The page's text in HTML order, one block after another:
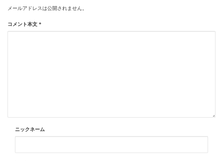
メールアドレスは公開されません。
コメント本文 *
ニックネーム